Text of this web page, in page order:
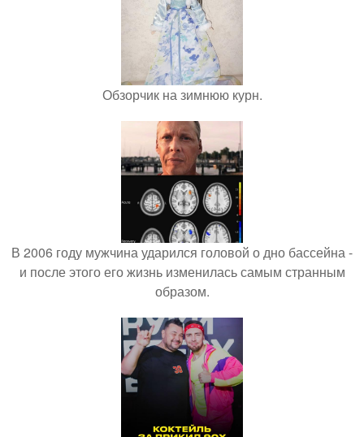
Обзорчик на зимнюю курн.
В 2006 году мужчина ударился головой о дно бассейна -
и после этого его жизнь изменилась самым странным
образом.